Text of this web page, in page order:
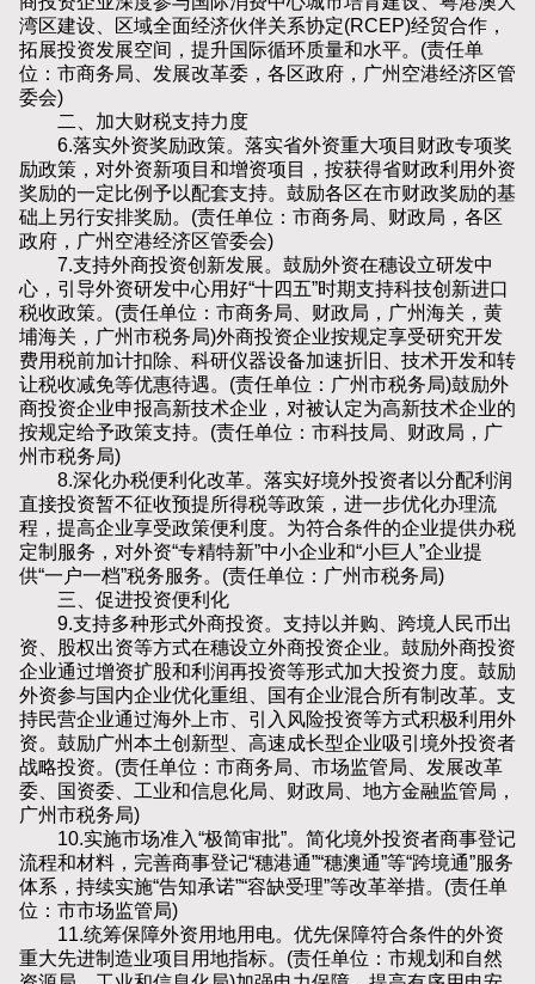
湾区建设、区域全面经济伙伴关系协定(RCEP)经贸合作，
拓展投资发展空间，提升国际循环质量和水平。(责任单
位：市商务局、发展改革委，各区政府，广州空港经济区管
委会)
二、加大财税支持力度
6.落实外资奖励政策。落实省外资重大项目财政专项奖
励政策，对外资新项目和增资项目，按获得省财政利用外资
奖励的一定比例予以配套支持。鼓励各区在市财政奖励的基
础上另行安排奖励。(责任单位：市商务局、财政局，各区
政府，广州空港经济区管委会)
7.支持外商投资创新发展。鼓励外资在穗设立研发中
心，引导外资研发中心用好“十四五”时期支持科技创新进口
税收政策。(责任单位：市商务局、财政局，广州海关，黄
埔海关，广州市税务局)外商投资企业按规定享受研究开发
费用税前加计扣除、科研仪器设备加速折旧、技术开发和转
让税收减免等优惠待遇。(责任单位：广州市税务局)鼓励外
商投资企业申报高新技术企业，对被认定为高新技术企业的
按规定给予政策支持。(责任单位：市科技局、财政局，广
州市税务局)
8.深化办税便利化改革。落实好境外投资者以分配利润
直接投资暂不征收预提所得税等政策，进一步优化办理流
程，提高企业享受政策便利度。为符合条件的企业提供办税
定制服务，对外资“专精特新”中小企业和“小巨人”企业提
供“一户一档”税务服务。(责任单位：广州市税务局)
三、促进投资便利化
9.支持多种形式外商投资。支持以并购、跨境人民币出
资、股权出资等方式在穗设立外商投资企业。鼓励外商投资
企业通过增资扩股和利润再投资等形式加大投资力度。鼓励
外资参与国内企业优化重组、国有企业混合所有制改革。支
持民营企业通过海外上市、引入风险投资等方式积极利用外
资。鼓励广州本土创新型、高速成长型企业吸引境外投资者
战略投资。(责任单位：市商务局、市场监管局、发展改革
委、国资委、工业和信息化局、财政局、地方金融监管局，
广州市税务局)
10.实施市场准入“极简审批”。简化境外投资者商事登记
流程和材料，完善商事登记“穗港通”“穗澳通”等“跨境通”服务
体系，持续实施“告知承诺”“容缺受理”等改革举措。(责任单
位：市市场监管局)
11.统筹保障外资用地用电。优先保障符合条件的外资
重大先进制造业项目用地指标。(责任单位：市规划和自然